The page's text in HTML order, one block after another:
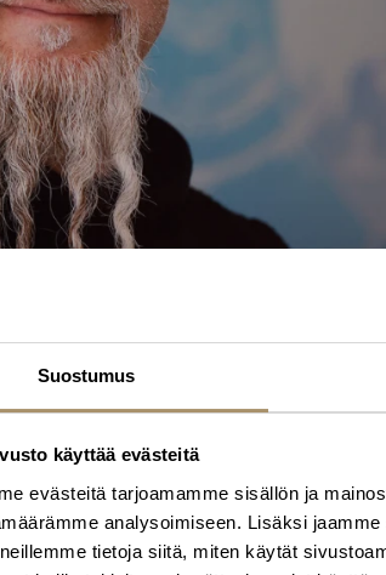
Suostumus
käyttää evästeitä
evästeitä tarjoamamme sisällön ja
analysoimiseen. Lisäksi
tietoja siitä, miten käytät